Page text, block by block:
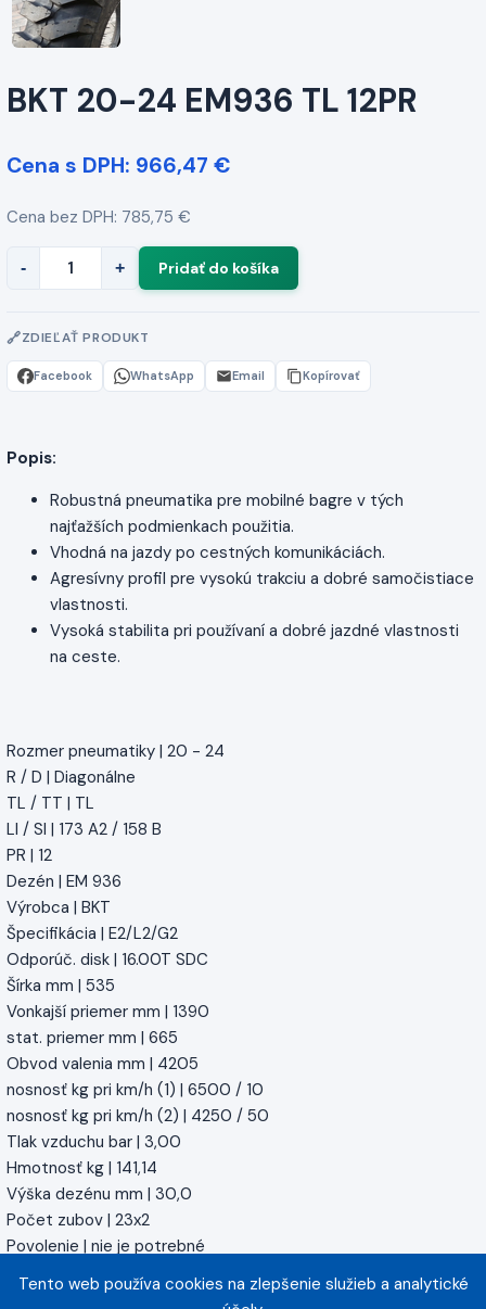
BKT 20-24 EM936 TL 12PR
Cena s DPH: 966,47 €
Cena bez DPH: 785,75 €
- +
ZDIEĽAŤ PRODUKT
Facebook WhatsApp Email Kopírovať
Popis:
Robustná pneumatika pre mobilné bagre v tých
najťažších podmienkach použitia.
Vhodná na jazdy po cestných komunikáciách.
Agresívny profil pre vysokú trakciu a dobré samočistiace
vlastnosti.
Vysoká stabilita pri používaní a dobré jazdné vlastnosti
na ceste.
Rozmer pneumatiky | 20 - 24
R / D | Diagonálne
TL / TT | TL
LI / SI | 173 A2 / 158 B
PR | 12
Dezén | EM 936
Výrobca | BKT
Špecifikácia | E2/L2/G2
Odporúč. disk | 16.00T SDC
Šírka mm | 535
Vonkajší priemer mm | 1390
stat. priemer mm | 665
Obvod valenia mm | 4205
nosnosť kg pri km/h (1) | 6500 / 10
nosnosť kg pri km/h (2) | 4250 / 50
Tlak vzduchu bar | 3,00
Hmotnosť kg | 141,14
Výška dezénu mm | 30,0
Počet zubov | 23x2
Povolenie | nie je potrebné
Nominálna šírka [Coll] | 20
Viazané na smer pohybu | Áno
Tento web používa cookies na zlepšenie služieb a analytické